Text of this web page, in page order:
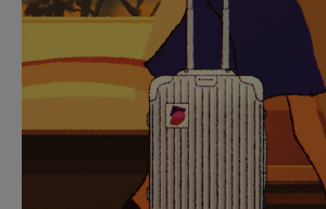
SUR
POUR
METTRE
VEUILLEZ
CLIQUER
POUR
RÉACTIVER
LE